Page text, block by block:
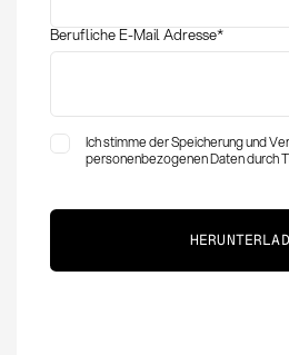
Berufliche E-Mail Adresse*
Ich stimme der Speicherung und
personenbezogenen Daten durch